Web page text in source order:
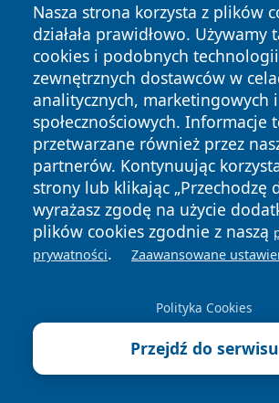
Nasza strona korzysta z plików
działała prawidłowo. Używamy
cookies i podobnych
zewnętrznych dostawców w
analitycznych, marketingowych i
społecznościowych. Informacje
przetwarzane również przez
partnerów. Kontynuując
strony lub klikając „Przechodzę
wyrażasz zgodę na użycie
plików cookies zgodnie z naszą
prywatności. Zaawansowane
Polityka Cookies
Przejdź do serwisu
Copyright © 2026 24piaseczno.pl Wszystkie
zastrzeżone.
News Autorzy
Polityka
Prywatności